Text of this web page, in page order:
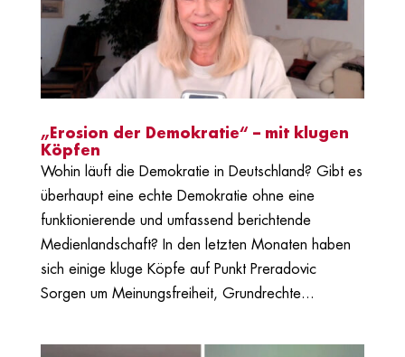
„Erosion der Demokratie“ – mit klugen
Köpfen
Wohin läuft die Demokratie in Deutschland? Gibt es
überhaupt eine echte Demokratie ohne eine
funktionierende und umfassend berichtende
Medienlandschaft? In den letzten Monaten haben
sich einige kluge Köpfe auf Punkt Preradovic
Sorgen um Meinungsfreiheit, Grundrechte...